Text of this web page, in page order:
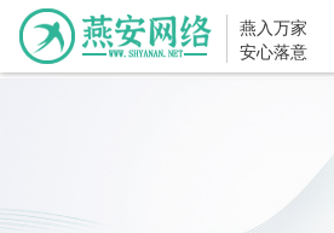
燕入万家
安心落意